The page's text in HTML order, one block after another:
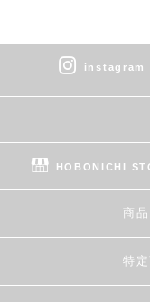
instagram
HOBONICHI
商
特